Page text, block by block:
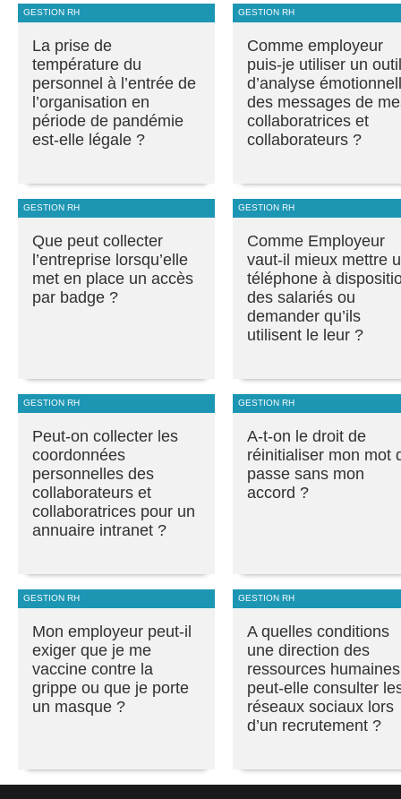
GESTION RH
La prise de
température du
personnel à l’entrée de
l’organisation en
période de pandémie
est-elle légale ?
GESTION RH
Comme employeur
puis-je utiliser un outil
d’analyse
des messages de
collaboratrices et
collaborateurs ?
GESTION RH
Que peut collecter
l’entreprise lorsqu’elle
met en place un accès
par badge ?
GESTION RH
Comme Employeur
vaut-il mieux mettre
téléphone à
des salariés ou
demander qu’ils
utilisent le leur ?
GESTION RH
Peut-on collecter les
coordonnées
personnelles des
collaborateurs et
collaboratrices pour un
annuaire intranet ?
GESTION RH
A-t-on le droit de
réinitialiser mon mot
passe sans mon
accord ?
GESTION RH
Mon employeur peut-il
exiger que je me
vaccine contre la
grippe ou que je porte
un masque ?
GESTION RH
A quelles conditions
une direction des
ressources humaines
peut-elle consulter
réseaux sociaux lors
d’un recrutement ?